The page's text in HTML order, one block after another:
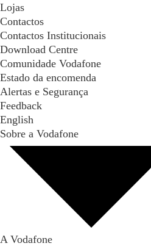
Lojas
Contactos
Contactos Institucionais
Download Centre
Comunidade Vodafone
Estado da encomenda
Alertas e Segurança
Feedback
English
Sobre a Vodafone
A Vodafone